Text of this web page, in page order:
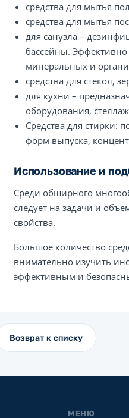
средства для мытья
средства для мытья
для санузла –
бассейны.
минеральных и
средства для стекол,
для кухни –
оборудования,
Средства для стирки:
форм выпуска,
Использование и
Среди обширного
следует на задачи и
свойства.
Большое количество
внимательно изучить
эффективным и
Возврат к списку
МЕНЮ